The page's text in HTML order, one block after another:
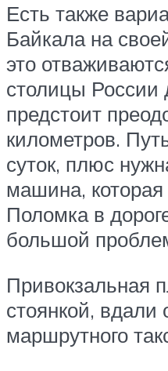
Есть также
Байкала на
это
столицы России
предстоит
километров.
суток, плюс
машина, которая
Поломка в
большой
Привокзальная
стоянкой, вдали
маршрутного